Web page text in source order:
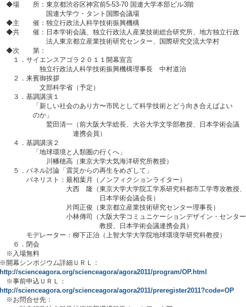
◆場 所：東京都渋谷区神宮前5-53-70 国連大学本部ビル3階
国連大学ウ・タント国際会議場
◆主 催：独立行政法人科学技術振興機構
◆共 催：日本学術会議、独立行政法人産業技術総合研究所、地方独立行政
法人東京都立産業技術研究センター、国際研究交流大学村
◆次 第：
１．サイエンスアゴラ２０１１開幕宣言
独立行政法人科学技術振興機構理事長 中村道治
２．来賓御挨拶
文部科学省（予定）
３．基調講演１
「新しい社会のあり方〜市民として科学技術とどう向き合えばよい
のか」
鷲田清一（前大阪大学総長、大谷大学文学部教授、日本学術会議
連携会員）
４．基調講演２
「地球環境と人類圏の行くへ」
川幡穂高（東京大学大気海洋研究所教授）
５．パネル討論「震災からの再生をめざして」
パネリスト：最相葉月（ノンフィクションライター）
大西 隆（東京大学大学院工学系研究科都市工学専攻教授、
日本学術会議会長）
片岡正俊（東京都立産業技術研究センター理事長）
小林傳司（大阪大学コミュニケーションデザイン・センター
教授、日本学術会議連携会員）
モデレーター：柳下正治（上智大学大学院地球環境学研究科教授）
６．閉会
※入場無料
※開幕シンポジウム詳細ＵＲＬ：
http://scienceagora.org/scienceagora/agora2011/program/OP.html
※事前申込ＵＲＬ：
http://scienceagora.org/scienceagora/agora2011/preregister2011?code=OP
※お問合せ先：